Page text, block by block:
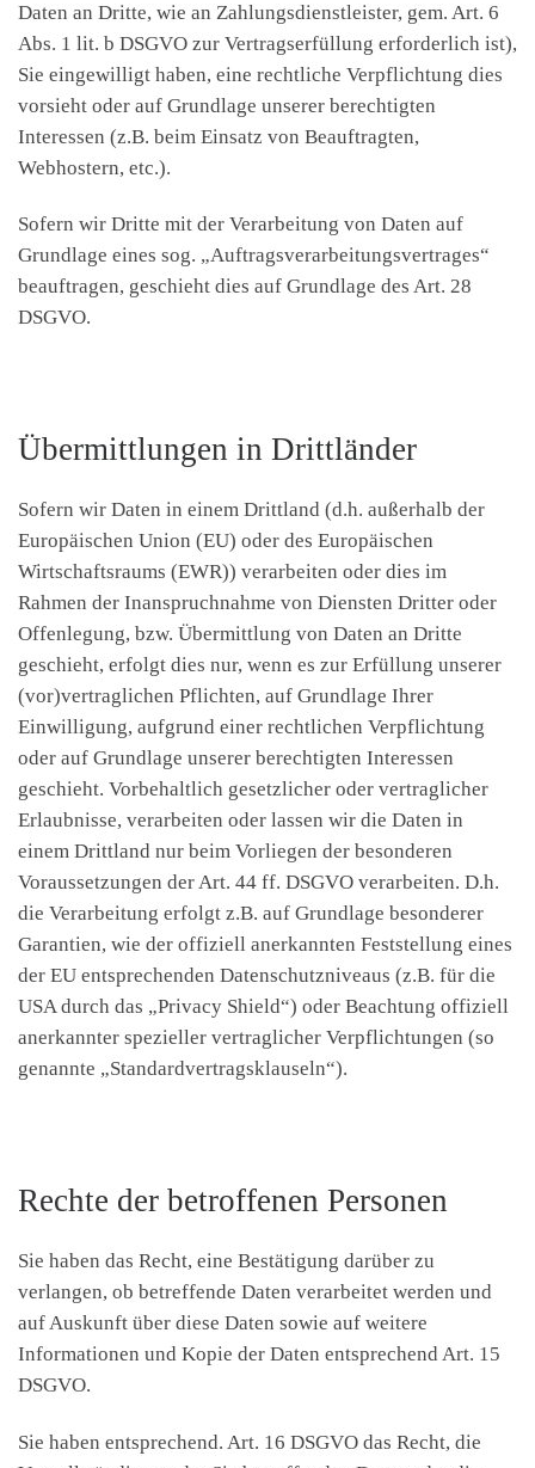
Daten an Dritte, wie an Zahlungsdienstleister, gem. Art. 6
Abs. 1 lit. b DSGVO zur Vertragserfüllung erforderlich ist),
Sie eingewilligt haben, eine rechtliche Verpflichtung dies
vorsieht oder auf Grundlage unserer berechtigten
Interessen (z.B. beim Einsatz von Beauftragten,
Webhostern, etc.).
Sofern wir Dritte mit der Verarbeitung von Daten auf
Grundlage eines sog. „Auftragsverarbeitungsvertrages“
beauftragen, geschieht dies auf Grundlage des Art. 28
DSGVO.
Übermittlungen in Drittländer
Sofern wir Daten in einem Drittland (d.h. außerhalb der
Europäischen Union (EU) oder des Europäischen
Wirtschaftsraums (EWR)) verarbeiten oder dies im
Rahmen der Inanspruchnahme von Diensten Dritter oder
Offenlegung, bzw. Übermittlung von Daten an Dritte
geschieht, erfolgt dies nur, wenn es zur Erfüllung unserer
(vor)vertraglichen Pflichten, auf Grundlage Ihrer
Einwilligung, aufgrund einer rechtlichen Verpflichtung
oder auf Grundlage unserer berechtigten Interessen
geschieht. Vorbehaltlich gesetzlicher oder vertraglicher
Erlaubnisse, verarbeiten oder lassen wir die Daten in
einem Drittland nur beim Vorliegen der besonderen
Voraussetzungen der Art. 44 ff. DSGVO verarbeiten. D.h.
die Verarbeitung erfolgt z.B. auf Grundlage besonderer
Garantien, wie der offiziell anerkannten Feststellung eines
der EU entsprechenden Datenschutzniveaus (z.B. für die
USA durch das „Privacy Shield“) oder Beachtung offiziell
anerkannter spezieller vertraglicher Verpflichtungen (so
genannte „Standardvertragsklauseln“).
Rechte der betroffenen Personen
Sie haben das Recht, eine Bestätigung darüber zu
verlangen, ob betreffende Daten verarbeitet werden und
auf Auskunft über diese Daten sowie auf weitere
Informationen und Kopie der Daten entsprechend Art. 15
DSGVO.
Sie haben entsprechend. Art. 16 DSGVO das Recht, die